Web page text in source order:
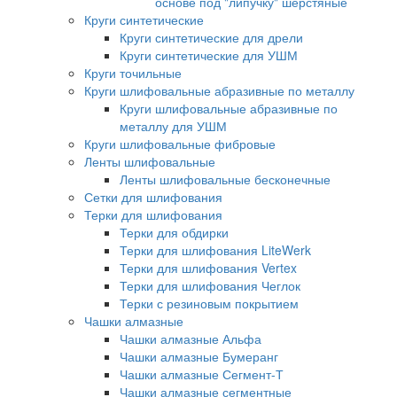
Круги синтетические
Круги синтетические для дрели
Круги синтетические для УШМ
Круги точильные
Круги шлифовальные абразивные по металлу
Круги шлифовальные абразивные по
металлу для УШМ
Круги шлифовальные фибровые
Ленты шлифовальные
Ленты шлифовальные бесконечные
Сетки для шлифования
Терки для шлифования
Терки для обдирки
Терки для шлифования LiteWerk
Терки для шлифования Vertex
Терки для шлифования Чеглок
Терки с резиновым покрытием
Чашки алмазные
Чашки алмазные Альфа
Чашки алмазные Бумеранг
Чашки алмазные Сегмент-Т
Чашки алмазные сегментные